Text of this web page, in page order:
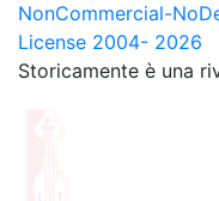
NonCommercial-
License 2004- 2026
Storicamente è una